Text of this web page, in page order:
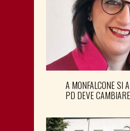
A MONFALCONE SI
PD DEVE CAMBIARE